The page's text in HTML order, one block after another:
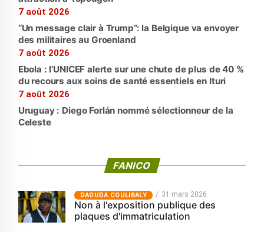
7 août 2026
“Un message clair à Trump”: la Belgique va envoyer
des militaires au Groenland
7 août 2026
Ebola : l’UNICEF alerte sur une chute de plus de 40 %
du recours aux soins de santé essentiels en Ituri
7 août 2026
Uruguay : Diego Forlán nommé sélectionneur de la
Celeste
FANICO
‎DAOUDA COULIBALY 31 mars 2026
Non à l'exposition publique des
plaques d'immatriculation